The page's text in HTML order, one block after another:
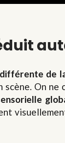
de
scène. On